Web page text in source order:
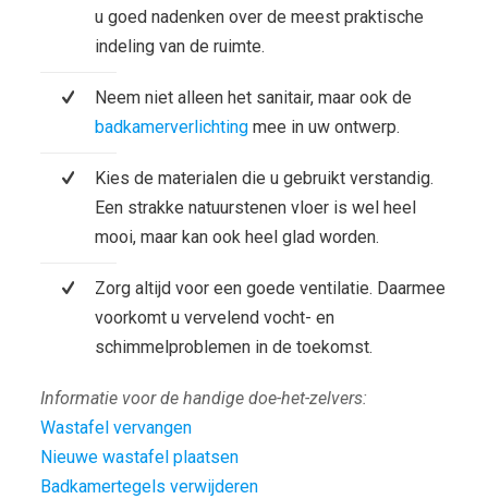
u goed nadenken over de meest praktische
indeling van de ruimte.
Neem niet alleen het sanitair, maar ook de
badkamerverlichtingmee in uw ontwerp.
Kies de materialen die u gebruikt verstandig.
Een strakke natuurstenen vloer is wel heel
mooi, maar kan ook heel glad worden.
Zorg altijd voor een goede ventilatie. Daarmee
voorkomt u vervelend vocht- en
schimmelproblemen in de toekomst.
Informatie voor de handige doe-het-zelvers:
Wastafel vervangen
Nieuwe wastafel plaatsen
Badkamertegels verwijderen